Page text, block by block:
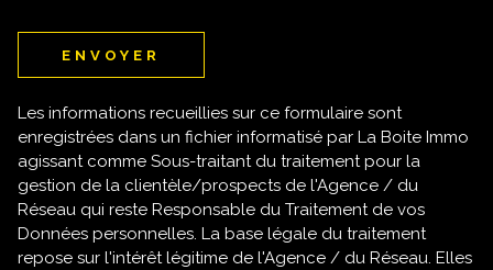
ENVOYER
Les informations recueillies sur ce formulaire sont
enregistrées dans un fichier informatisé par La Boite Immo
agissant comme Sous-traitant du traitement pour la
gestion de la clientèle/prospects de l'Agence / du
Réseau qui reste Responsable du Traitement de vos
Données personnelles. La base légale du traitement
repose sur l'intérêt légitime de l'Agence / du Réseau. Elles